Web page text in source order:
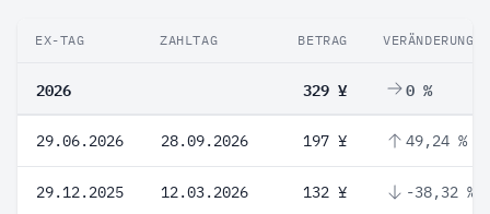
EX-TAG ZAHLTAG BETRAG VERÄNDERUNG
2026 329 ¥ 0 %
29.06.2026 28.09.2026 197 ¥ 49,24 %
29.12.2025 12.03.2026 132 ¥ -38,32 %